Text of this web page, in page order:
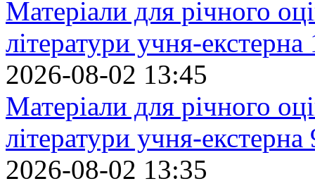
Матеріали для річного
літератури учня-екстерна
2026-08-02 13:45
Матеріали для річного
літератури учня-екстерна
2026-08-02 13:35